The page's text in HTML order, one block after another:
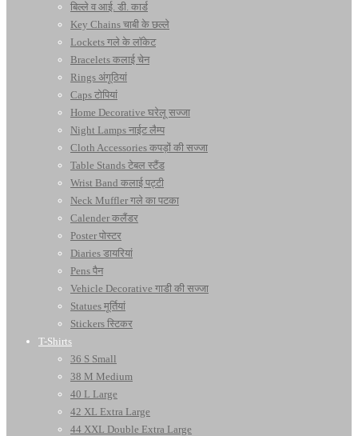
बिल्ले व आई. डी. कार्ड
Key Chains चाबी के छल्ले
Lockets गले के लॉकेट
Bracelets कलाई चेन
Rings अंगूठियां
Caps टोपियां
Home Decorative घरेलू सज्जा
Night Lamps नाईट लैम्प
Cloth Accessories कपड़ों की सज्जा
Table Stands टेबल स्टैंड
Wrist Band कलाई पट्टी
Neck Muffler गले का पटका
Calender कलैंडर
Poster पोस्टर
Diaries डायरियां
Pens पैन
Vehicle Decorative गाडी की सज्जा
Statues मूर्तियां
Stickers स्टिकर
T-Shirts
36 S Small
38 M Medium
40 L Large
42 XL Extra Large
44 XXL Double Extra Large